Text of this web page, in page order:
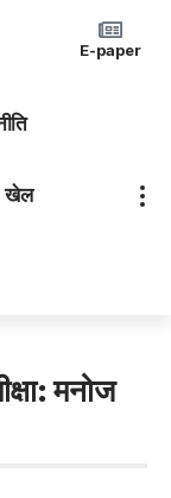
E-paper
खेल
मनोज